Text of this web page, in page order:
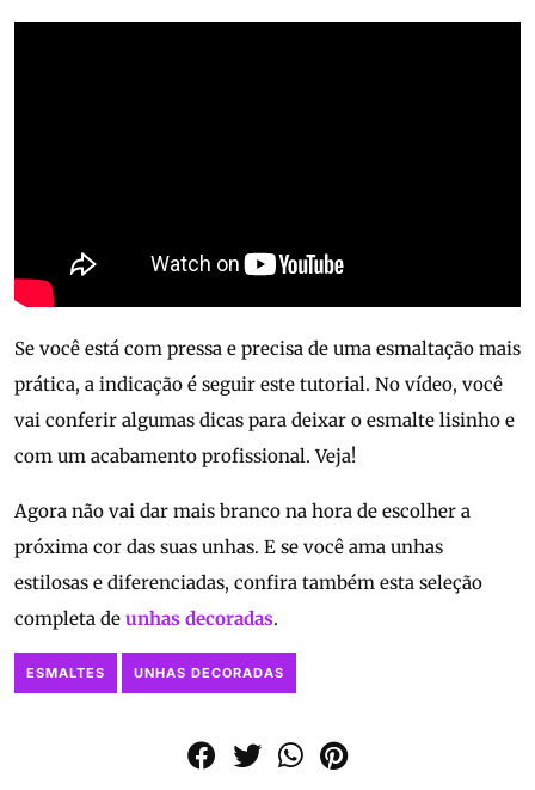
Se você está com pressa e precisa de uma esmaltação mais
prática, a indicação é seguir este tutorial. No vídeo, você
vai conferir algumas dicas para deixar o esmalte lisinho e
com um acabamento profissional. Veja!
Agora não vai dar mais branco na hora de escolher a
próxima cor das suas unhas. E se você ama unhas
estilosas e diferenciadas, confira também esta seleção
completa de unhas decoradas.
ESMALTES UNHAS DECORADAS